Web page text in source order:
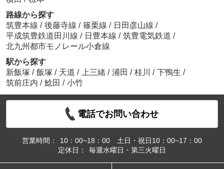
路線から探す
筑豊本線 / 後藤寺線 / 篠栗線 / 日田彦山線 /
平成筑豊鉄道田川線 / 日豊本線 / 筑豊電気鉄道 /
北九州都市モノレール小倉線
駅から探す
新飯塚 / 飯塚 / 天道 / 上三緒 / 浦田 / 桂川 / 下鴨生 /
筑前庄内 / 鯰田 / 小竹
電話でお問い合わせ
営業時間：
10：00~18：00 土日・祝日10：00~17：00
定休日：
毎週水曜日・第三火曜日